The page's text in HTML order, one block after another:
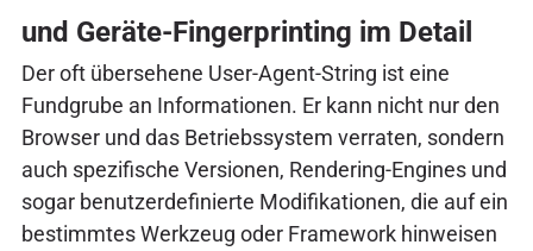
und Geräte-Fingerprinting im Detail
Der oft übersehene User-Agent-String ist eine
Fundgrube an Informationen. Er kann nicht nur den
Browser und das Betriebssystem verraten, sondern
auch spezifische Versionen, Rendering-Engines und
sogar benutzerdefinierte Modifikationen, die auf ein
bestimmtes Werkzeug oder Framework hinweisen